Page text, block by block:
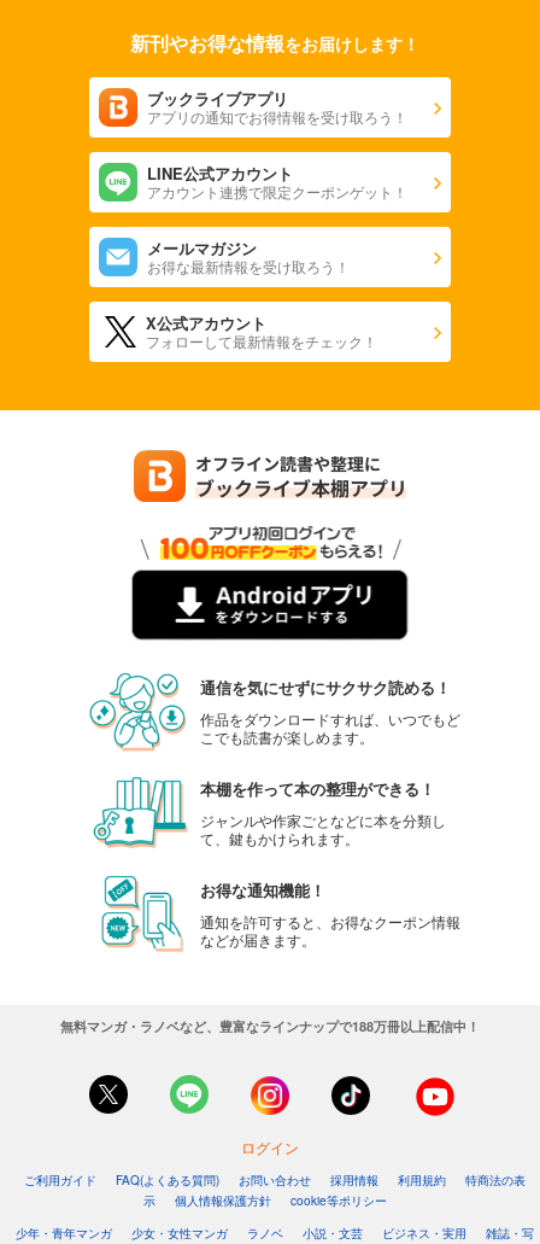
新刊やお得な情報をお届けします！
ブックライブアプリ
アプリの通知でお得情報を受け取ろう！
LINE公式アカウント
アカウント連携で限定クーポンゲット！
メールマガジン
お得な最新情報を受け取ろう！
X公式アカウント
フォローして最新情報をチェック！
通信を気にせずにサクサク読める！
作品をダウンロードすれば、いつでもど
こでも読書が楽しめます。
本棚を作って本の整理ができる！
ジャンルや作家ごとなどに本を分類し
て、鍵もかけられます。
お得な通知機能！
通知を許可すると、お得なクーポン情報
などが届きます。
無料マンガ・ラノベなど、豊富なラインナップで188万冊以上配信中！
ログイン
ご利用ガイド FAQ(よくある質問) お問い合わせ 採用情報 利用規約
特商法の表
示
個人情報保護方針
cookie等ポリシー
少年・青年マンガ
少女・女性マンガ ラノベ 小説・文芸 ビジネス・実用 雑誌・写